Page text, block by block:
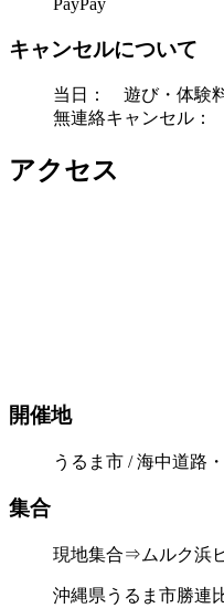
キャンセルについて
当日： 遊び・体験
無連絡キャンセル：
アクセス
開催地
うるま市 / 海中道路
集合
現地集合⇒ムルク浜
沖縄県うるま市勝連